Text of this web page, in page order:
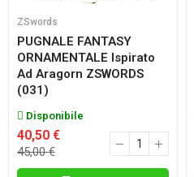
ZSwords
PUGNALE FANTASY
ORNAMENTALE Ispirato
Ad Aragorn ZSWORDS
(031)
Disponibile
40,50 €
45,00 €